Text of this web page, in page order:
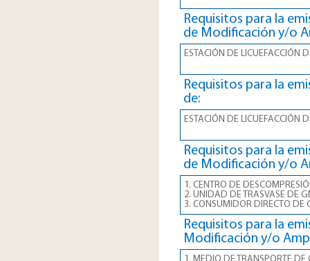
Requisitos para la
de Modificación y/o
ESTACIÓN DE LICUEFACCIÓN
Requisitos para la
de:
ESTACIÓN DE LICUEFACCIÓN
Requisitos para la
de Modificación y/o
1. CENTRO DE
2. UNIDAD DE TRASVASE DE
3. CONSUMIDOR DIRECTO DE
Requisitos para la
Modificación y/o